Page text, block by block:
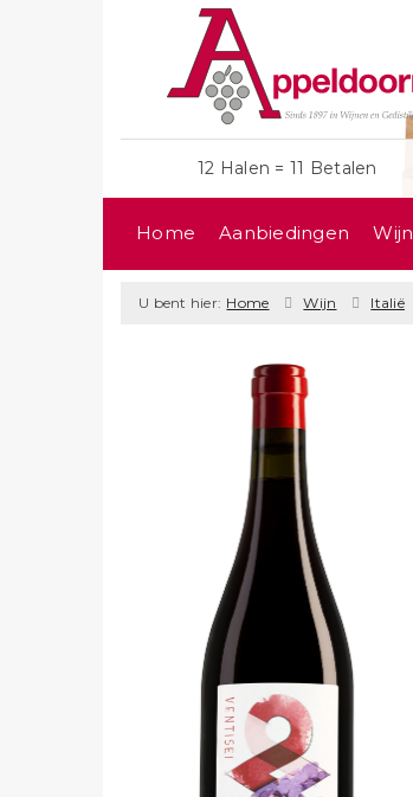
12 Halen = 11 Betalen
Home Aanbiedingen Wijn
U bent hier: Home Wijn Italië